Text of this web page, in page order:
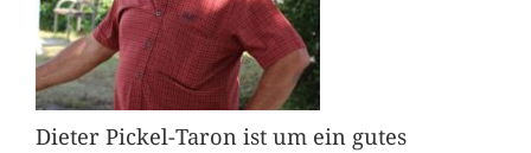
Dieter Pickel-Taron ist um ein gutes